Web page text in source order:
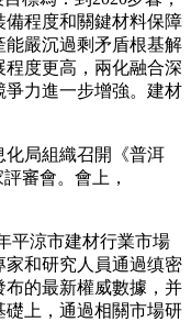
程度和關鍵材料保障
嚴沉過剩矛盾根基解
度更高，兩化融合深
爭力進一步增強。建材
局組織召開《普洱
審會。會上，
涼市建材行業市場
和研究人員通過缜密
的最新權威數據，并
上，通過相關市場研